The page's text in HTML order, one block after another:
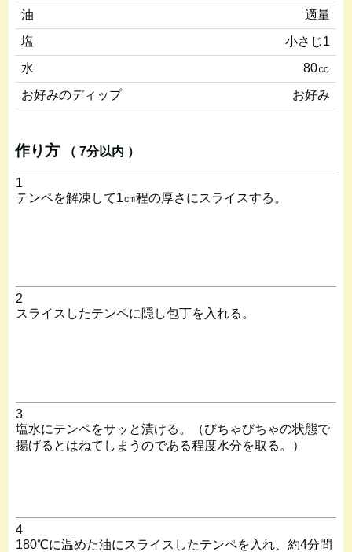
油
適量
塩
小さじ1
水
80㏄
お好みのディップ
お好み
作り方 （ 7分以内 ）
1
テンペを解凍して1㎝程の厚さにスライスする。
2
スライスしたテンペに隠し包丁を入れる。
3
塩水にテンペをサッと漬ける。（びちゃびちゃの状態で
揚げるとはねてしまうのである程度水分を取る。）
4
180℃に温めた油にスライスしたテンペを入れ、約4分間